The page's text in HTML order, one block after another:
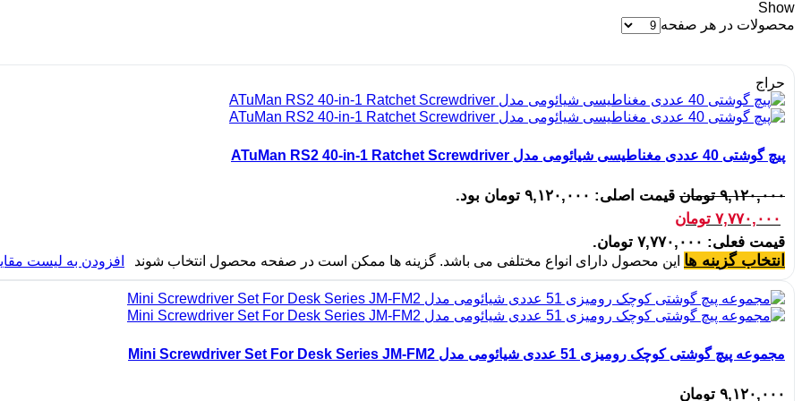
Show
محصولات در هر صفحه
حراج
پیچ گوشتی 40 عددی مغناطیسی شیائومی مدل ATuMan RS2 40-in-1 Ratchet Screwdriver
۹,۱۲۰,۰۰۰ تومان قیمت اصلی: ۹,۱۲۰,۰۰۰ تومان بود.
۷,۷۷۰,۰۰۰ تومان
قیمت فعلی: ۷,۷۷۰,۰۰۰ تومان.
انتخاب گزینه ها این محصول دارای انواع مختلفی می باشد. گزینه ها ممکن است در صفحه محصول انتخاب شوند افزودن به لیست
مجموعه پیچ گوشتی کوچک رومیزی 51 عددی شیائومی مدل Mini Screwdriver Set For Desk Series JM-FM2
۹,۱۲۰,۰۰۰ تومان